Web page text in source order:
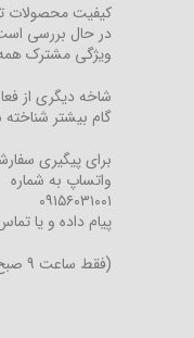
کیفیت محصولات
در حال بررسی
ویژگی مشترک
شاخه دیگری از
گام بیشتر
برای پیگیری
واتساپ به شماره
۰۹۱۵۶۰۳۱۰۰۱
پیام داده و یا
(فقط ساعت 9 صبح تا 6 عصر)